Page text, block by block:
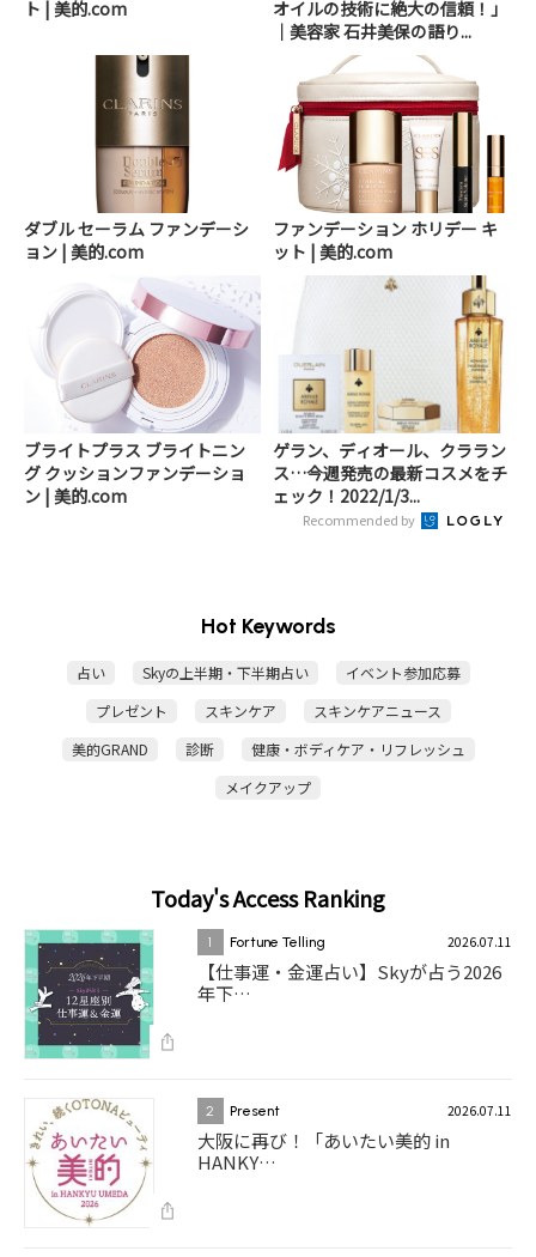
ト | 美的.com
オイルの技術に絶大の信頼！」
｜美容家 石井美保の語り...
ダブル セーラム ファンデーシ
ョン | 美的.com
ファンデーション ホリデー キ
ット | 美的.com
ブライトプラス ブライトニン
グ クッションファンデーショ
ン | 美的.com
ゲラン、ディオール、クララン
ス…今週発売の最新コスメをチ
ェック！2022/1/3...
Recommended by
Hot Keywords
占い Skyの上半期・下半期占い
イベント参加応募
プレゼント
スキンケア
スキンケアニュース
美的GRAND
診断
健康・ボディケア・リフレッシュ
メイクアップ
Today's Access Ranking
1 Fortune Telling 2026.07.11
【仕事運・金運占い】Skyが占う2026
年下…
2 Present 2026.07.11
大阪に再び！「あいたい美的 in
HANKY…